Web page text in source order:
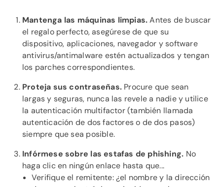
Mantenga las máquinas limpias.Antes de buscar
el regalo perfecto, asegúrese de que su
dispositivo, aplicaciones, navegador y software
antivirus/antimalware estén actualizados y tengan
los parches correspondientes.
Proteja sus contraseñas. Procure que sean
largas y seguras, nunca las revele a nadie y utilice
la autenticación multifactor (también llamada
autenticación de dos factores o de dos pasos)
siempre que sea posible.
Infórmese sobre las estafas de phishing. No
haga clic en ningún enlace hasta que...
Verifique el remitente: ¿el nombre y la dirección